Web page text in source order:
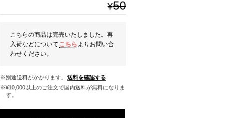
¥50
こちらの商品は完売いたしました。再
入荷などについて こちら よりお問い合
わせください。
※別途送料がかかります。 送料を確認する
※¥10,000以上のご注文で国内送料が無料になりま
す。